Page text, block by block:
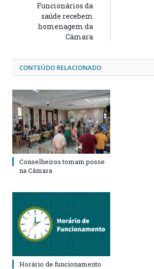
Funcionários da
saúde recebem
homenagem da
Câmara
CONTEÚDO RELACIONADO
Conselheiros tomam posse
na Câmara
Horário de funcionamento